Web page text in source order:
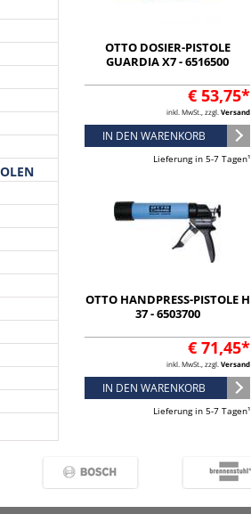
OTTO DOSIER-PISTOLE
GUARDIA X7 - 6516500
€ 53,75*
inkl. MwSt., zzgl. Versand
IN DEN WARENKORB
Lieferung in 5-7 Tagen¹
OTTO HANDPRESS-PISTOLE H
37 - 6503700
€ 71,45*
inkl. MwSt., zzgl. Versand
IN DEN WARENKORB
Lieferung in 5-7 Tagen¹